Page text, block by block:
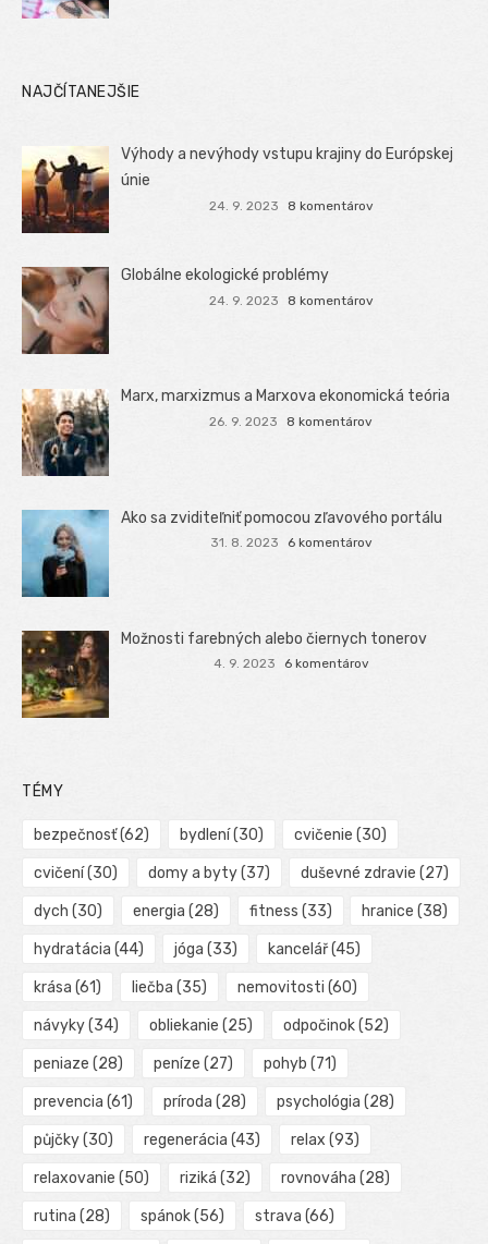
NAJČÍTANEJŠIE
Výhody a nevýhody vstupu krajiny do Európskej
únie
24. 9. 2023 8 komentárov
Globálne ekologické problémy
24. 9. 2023 8 komentárov
Marx, marxizmus a Marxova ekonomická teória
26. 9. 2023 8 komentárov
Ako sa zviditeľniť pomocou zľavového portálu
31. 8. 2023 6 komentárov
Možnosti farebných alebo čiernych tonerov
4. 9. 2023 6 komentárov
TÉMY
bezpečnosť(62) bydlení(30) cvičenie (30)
cvičení(30) domy a byty(37) duševné zdravie (27)
dych (30) energia (28) fitness (33) hranice (38)
hydratácia (44) jóga (33) kancelář(45)
krása (61) liečba (35) nemovitosti (60)
návyky(34) obliekanie (25) odpočinok(52)
peniaze (28) peníze (27) pohyb (71)
prevencia (61) príroda (28) psychológia (28)
půjčky(30) regenerácia (43) relax (93)
relaxovanie (50) riziká (32) rovnováha (28)
rutina (28) spánok(56) strava (66)